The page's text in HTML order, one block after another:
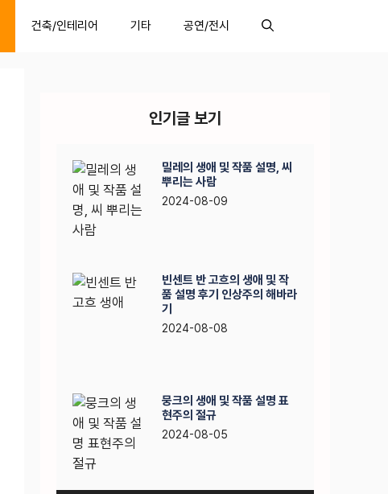
건축/인테리어 기타 공연/전시
인기글 보기
밀레의 생애 및 작품 설명, 씨
뿌리는 사람
2024-08-09
빈센트 반 고흐의 생애 및 작
품 설명 후기 인상주의 해바라
기
2024-08-08
뭉크의 생애 및 작품 설명 표
현주의 절규
2024-08-05